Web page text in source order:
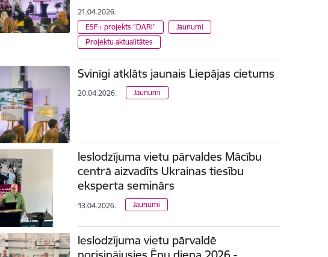
21.04.2026.
ESF+ projekts "DARI"
Jaunumi
Projektu aktualitātes
Svinīgi atklāts jaunais Liepājas cietums
20.04.2026. Jaunumi
Ieslodzījuma vietu pārvaldes Mācību
centrā aizvadīts Ukrainas tiesību
eksperta seminārs
13.04.2026. Jaunumi
Ieslodzījuma vietu pārvaldē